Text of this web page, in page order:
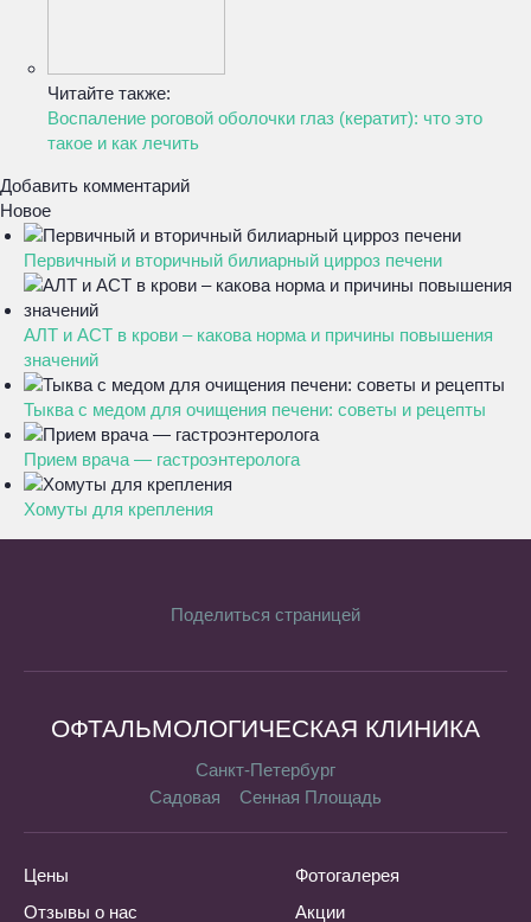
Читайте также:
Воспаление роговой оболочки глаз (кератит): что это
такое и как лечить
Добавить комментарий
Новое
Первичный и вторичный билиарный цирроз печени
АЛТ и АСТ в крови – какова норма и причины повышения
значений
Тыква с медом для очищения печени: советы и рецепты
Прием врача — гастроэнтеролога
Хомуты для крепления
Поделиться страницей
ОФТАЛЬМОЛОГИЧЕСКАЯ КЛИНИКА
Санкт-Петербург
Садовая
Сенная Площадь
Цены
Отзывы о нас
Фотогалерея
Акции